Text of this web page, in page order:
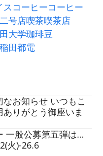
スコーヒーコーヒー
二号店喫茶喫茶店
大学珈琲豆
田都電
お知らせ いつもこ
りがとう御座いま
一般公募第五弾は…
火)-26.6